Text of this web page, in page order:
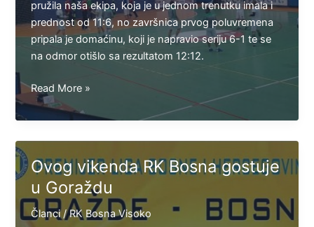
pružila naša ekipa, koja je u jednom trenutku imala i
prednost od 11:6, no završnica prvog poluvremena
pripala je domaćinu, koji je napravio seriju 6-1 te se
na odmor otišlo sa rezultatom 12:12.
Bosna
ponovo
ostala
bez
bodova
u
gostima
Read More »
Ovog vikenda RK Bosna gostuje
u Goraždu
Članci/RK Bosna Visoko